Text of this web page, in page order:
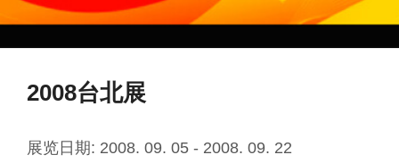
2008台北展
展览日期: 2008. 09. 05 - 2008. 09. 22